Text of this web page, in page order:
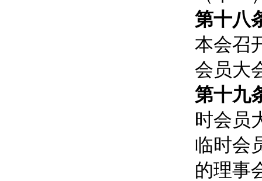
第十八
本会召
会员大
第十九
时会员
临时会
的理事